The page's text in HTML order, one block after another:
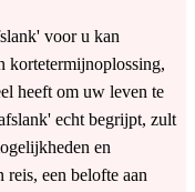
voor u kan
kortetermijnoplossing,
heeft om uw leven te
echt begrijpt, zult
en
een belofte aan